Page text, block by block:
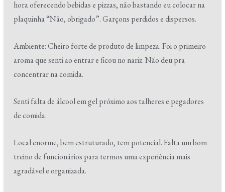
hora oferecendo bebidas e pizzas, não bastando eu colocar na
plaquinha “Não, obrigado”. Garçons perdidos e dispersos.
Ambiente: Cheiro forte de produto de limpeza. Foi o primeiro
aroma que senti ao entrar e ficou no nariz. Não deu pra
concentrar na comida.
Senti falta de álcool em gel próximo aos talheres e pegadores
de comida.
Local enorme, bem estruturado, tem potencial. Falta um bom
treino de funcionários para termos uma experiência mais
agradável e organizada.